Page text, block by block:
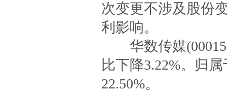
次变更不涉及股份
利影响。
华数传媒
比下降3.22%。归
22.50%。